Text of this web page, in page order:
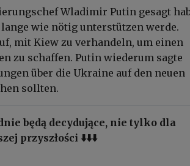
Wladimir Putin gesagt
wie nötig unterstützen werde.
mit Kiew zu verhandeln, um einen
zu schaffen. Putin wiederum sagte
über die Ukraine auf den neuen
sollten.
będą decydujące, nie tylko dla
przyszłości ⬇️⬇️⬇️